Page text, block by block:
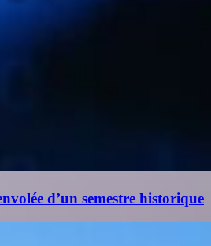
d’un semestre historique